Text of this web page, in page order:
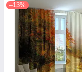
–13%